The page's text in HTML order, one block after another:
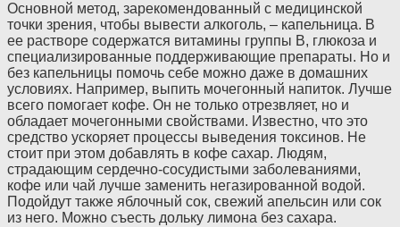
Основной метод, зарекомендованный с медицинской
точки зрения, чтобы вывести алкоголь, – капельница. В
ее растворе содержатся витамины группы В, глюкоза и
специализированные поддерживающие препараты. Но и
без капельницы помочь себе можно даже в домашних
условиях. Например, выпить мочегонный напиток. Лучше
всего помогает кофе. Он не только отрезвляет, но и
обладает мочегонными свойствами. Известно, что это
средство ускоряет процессы выведения токсинов. Не
стоит при этом добавлять в кофе сахар. Людям,
страдающим сердечно-сосудистыми заболеваниями,
кофе или чай лучше заменить негазированной водой.
Подойдут также яблочный сок, свежий апельсин или сок
из него. Можно съесть дольку лимона без сахара.